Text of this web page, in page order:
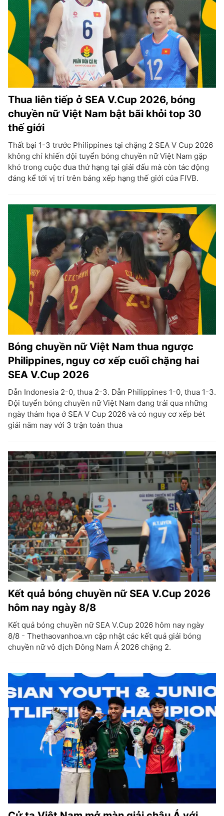
Thua liên tiếp ở SEA V.Cup 2026, bóng
chuyền nữ Việt Nam bật bãi khỏi top 30
thế giới
Thất bại 1-3 trước Philippines tại chặng 2 SEA V Cup 2026
không chỉ khiến đội tuyển bóng chuyền nữ Việt Nam gặp
khó trong cuộc đua thứ hạng tại giải đấu mà còn tác động
đáng kể tới vị trí trên bảng xếp hạng thế giới của FIVB.
Bóng chuyền nữ Việt Nam thua ngược
Philippines, nguy cơ xếp cuối chặng hai
SEA V.Cup 2026
Dẫn Indonesia 2-0, thua 2-3. Dẫn Philippines 1-0, thua 1-3.
Đội tuyển bóng chuyền nữ Việt Nam đang trải qua những
ngày thảm họa ở SEA V Cup 2026 và có nguy cơ xếp bét
giải năm nay với 3 trận toàn thua
Kết quả bóng chuyền nữ SEA V.Cup 2026
hôm nay ngày 8/8
Kết quả bóng chuyền nữ SEA V.Cup 2026 hôm nay ngày
8/8 - Thethaovanhoa.vn cập nhật các kết quả giải bóng
chuyền nữ vô địch Đông Nam Á 2026 chặng 2.